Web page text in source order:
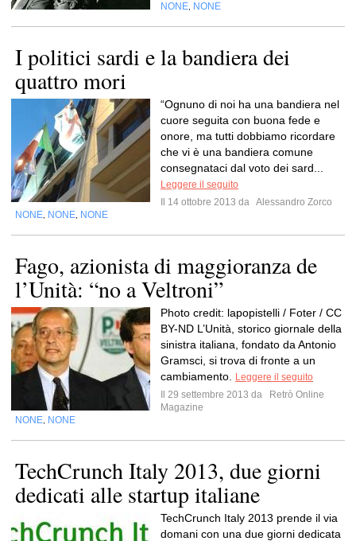
NONE NONE
I politici sardi e la bandiera dei
quattro mori
“Ognuno di noi ha una bandiera nel
cuore seguita con buona fede e
onore, ma tutti dobbiamo ricordare
che vi è una bandiera comune
consegnataci dal voto dei sard...
Leggere il seguito
Il 14 ottobre 2013 da Alessandro Zorco
NONE NONE NONE
Fago, azionista di maggioranza de
l’Unità: “no a Veltroni”
Photo credit: lapopistelli / Foter / CC
BY-ND L’Unità, storico giornale della
sinistra italiana, fondato da Antonio
Gramsci, si trova di fronte a un
cambiamento.
Leggere il seguito
Il 29 settembre 2013 da
Retrò Online
Magazine
NONE NONE
TechCrunch Italy 2013, due giorni
dedicati alle startup italiane
TechCrunch Italy 2013 prende il via
domani con una due giorni dedicata